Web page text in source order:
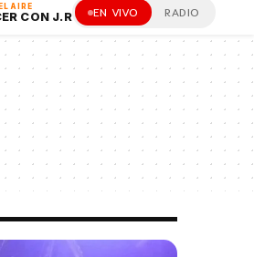
AIRE
CON J.R EN VIVO RADIO